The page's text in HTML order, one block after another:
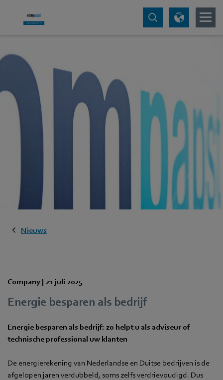
Nieuws
Company | 21 juli 2025
Energie besparen als bedrijf
Energie besparen als bedrijf: zo helpt u als adviseur of
technische professional uw klanten
De energierekening van Nederlandse en Duitse bedrijven is de
afgelopen jaren verdubbeld, soms zelfs verdrievoudigd. Dus